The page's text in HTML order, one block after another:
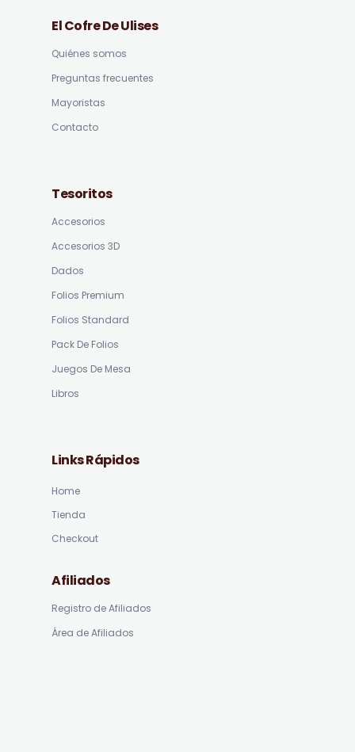
El Cofre De Ulises
Quiénes somos
Preguntas frecuentes
Mayoristas
Contacto
Tesoritos
Accesorios
Accesorios 3D
Dados
Folios Premium
Folios Standard
Pack De Folios
Juegos De Mesa
Libros
Links Rápidos
Home
Tienda
Checkout
Afiliados
Registro de Afiliados
Área de Afiliados